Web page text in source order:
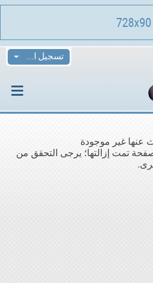
تسجيل الدخول
عنها غير موجودة
تمت إزالتها؛ يرجى التحقق من
728x90